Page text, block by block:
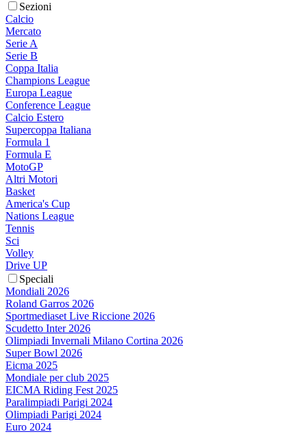
Sezioni
Calcio
Mercato
Serie A
Serie B
Coppa Italia
Champions League
Europa League
Conference League
Calcio Estero
Supercoppa Italiana
Formula 1
Formula E
MotoGP
Altri Motori
Basket
America's Cup
Nations League
Tennis
Sci
Volley
Drive UP
Speciali
Mondiali 2026
Roland Garros 2026
Sportmediaset Live Riccione 2026
Scudetto Inter 2026
Olimpiadi Invernali Milano Cortina 2026
Super Bowl 2026
Eicma 2025
Mondiale per club 2025
EICMA Riding Fest 2025
Paralimpiadi Parigi 2024
Olimpiadi Parigi 2024
Euro 2024